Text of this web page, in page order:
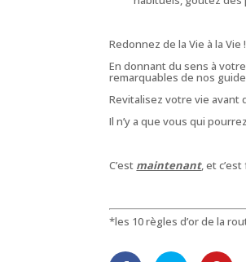
Redonnez de la Vie à la
En donnant du sens à
remarquables de nos
Revitalisez votre vie avant
Il n’y a que vous qui
C’est maintenant, et c’est
*les 10 règles d’or de la